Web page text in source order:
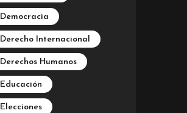
Democracia
Derecho Internacional
Derechos Humanos
Educación
Elecciones